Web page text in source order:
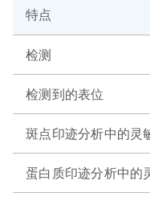
特点
检测
检测到的表位
斑点印迹分析中的灵
蛋白质印迹分析中的